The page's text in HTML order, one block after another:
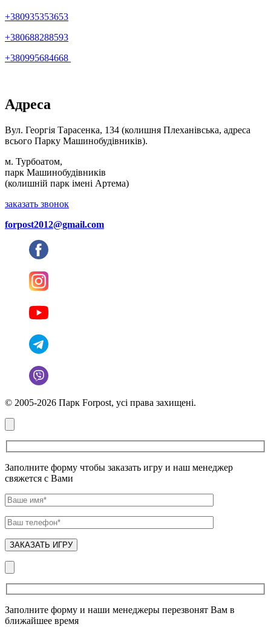
+380935353653
+380688288593
+380995684668
Адреса
Вул. Георгія Тарасенка, 134 (колишня Плеханівська, адреса
всього Парку Машинобудівників).
м. Турбоатом,
парк Машинобудівників
(колишній парк імені Артема)
заказать звонок
forpost2012@gmail.com
© 2005-2026 Парк Forpost, усі права захищені.
Заполните форму чтобы заказать игру и наш менеджер
свяжется с Вами
Заполните форму и наши менеджеры перезвонят Вам в
ближайшее время